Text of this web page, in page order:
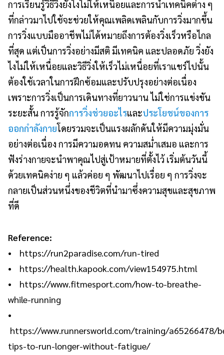
การเรียนรู้วิธีวิ่งยังไงไม่ให้เหนื่อยและการนำเทคนิคต่าง ๆ
ที่กล่าวมาไปใช้จะช่วยให้คุณเพลิดเพลินกับการวิ่งมากขึ้น
การวิ่งแบบมืออาชีพไม่ได้หมายถึงการต้องวิ่งเร็วหรือไกล
ที่สุด แต่เป็นการวิ่งอย่างมีสติ มีเทคนิค และปลอดภัย วิ่งยัง
ไงไม่ให้เหนื่อยและวิธีวิ่งให้เร็วไม่เหนื่อยที่เราแชร์ไปนั้น
ต้องใช้เวลาในการฝึกซ้อมและปรับปรุงอย่างต่อเนื่อง
เพราะการวิ่งเป็นการเดินทางที่ยาวนาน ไม่ใช่การแข่งขัน
ระยะสั้น การรู้จักการวิ่งช่วยอะไรและประโยชน์ของการ
ออกกำลังกายโดยรวมจะเป็นแรงผลักดันให้มีความมุ่งมั่น
อย่างต่อเนื่อง การมีความอดทน ความสม่ำเสมอ และการ
ฟังร่างกายจะนำพาคุณไปสู่เป้าหมายที่ตั้งไว้ เริ่มต้นวันนี้
ด้วยเทคนิคง่าย ๆ แล้วค่อย ๆ พัฒนาไปเรื่อย ๆ การวิ่งจะ
กลายเป็นส่วนหนึ่งของชีวิตที่นำมาซึ่งความสุขและสุขภาพ
ที่ดี
Reference:
• https://run2paradise.com/run-tired
• https://health.kapook.com/view154975.html
• https://www.fitmesport.com/how-to-breathe-
while-running
•
https://www.runnersworld.com/training/a65266478/
tips-to-run-longer-without-fatigue/